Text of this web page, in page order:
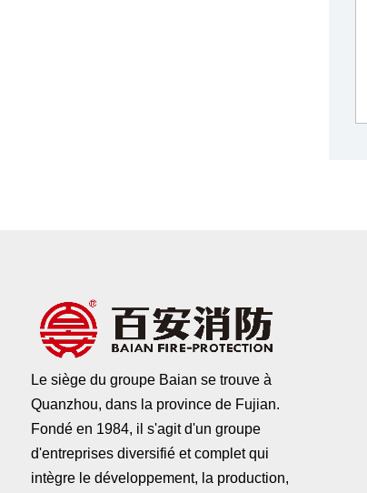
Le siège du groupe Baian se trouve à
Quanzhou, dans la province de Fujian.
Fondé en 1984, il s'agit d'un groupe
d'entreprises diversifié et complet qui
intègre le développement, la production,